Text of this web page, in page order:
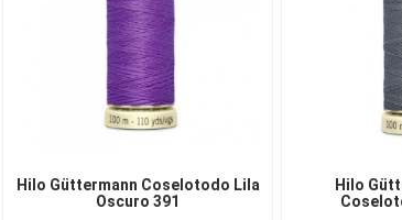
Hilo Güttermann Coselotodo Lila
Oscuro 391
Hilo